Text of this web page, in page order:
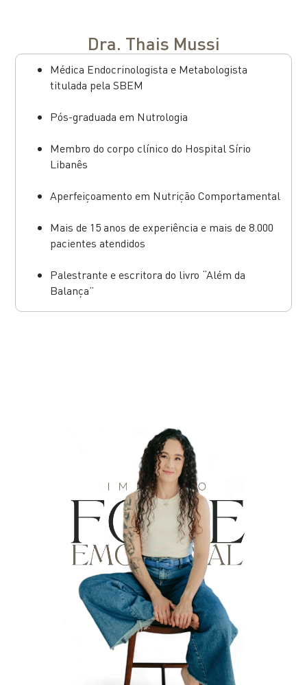
Dra. Thais Mussi
Médica Endocrinologista e Metabologista
titulada pela SBEM
Pós-graduada em Nutrologia
⁠Membro do corpo clínico do Hospital Sírio
Libanês
⁠Aperfeiçoamento em Nutrição Comportamental
Mais de 15 anos de experiência e mais de 8.000
pacientes atendidos
Palestrante e escritora do livro “Além da
Balança”